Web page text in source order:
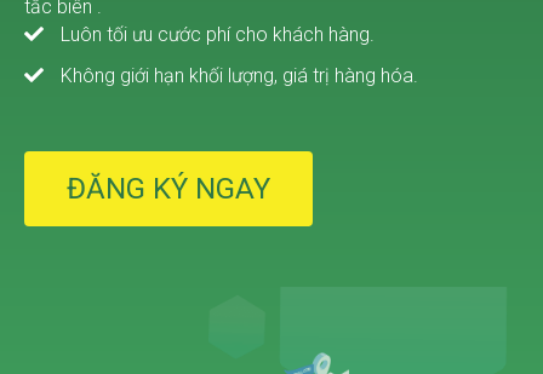
tắc biên .
Luôn tối ưu cước phí cho khách hàng.
Không giới hạn khối lượng, giá trị hàng hóa.
ĐĂNG KÝ NGAY